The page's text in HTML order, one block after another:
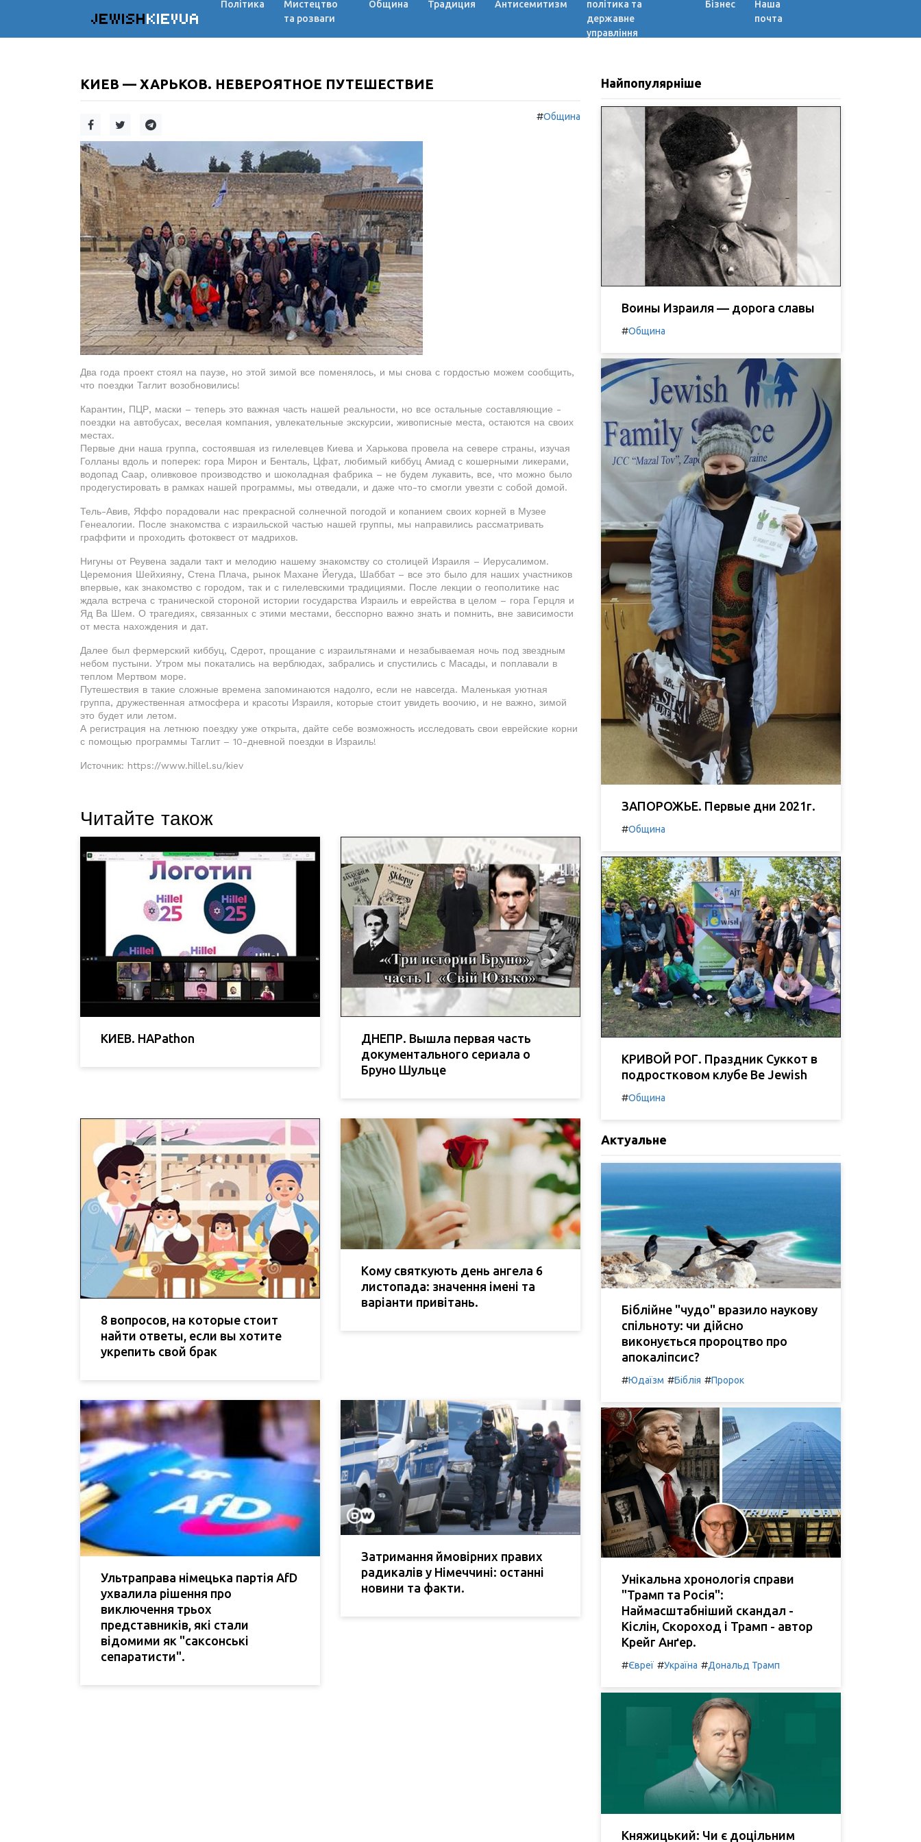
JEWISHKIEVUA
Політика
Мистецтво
та розваги
Община Традиция Антисемитизм
політика та
державне
управління
Бізнес
Наша
почта
КИЕВ — ХАРЬКОВ. НЕВЕРОЯТНОЕ ПУТЕШЕСТВИЕ
#Община
Два года проект стоял на паузе, но этой зимой все поменялось, и мы снова с гордостью можем сообщить,
что поездки Таглит возобновились!
Карантин, ПЦР, маски – теперь это важная часть нашей реальности, но все остальные составляющие -
поездки на автобусах, веселая компания, увлекательные экскурсии, живописные места, остаются на своих
местах.
Первые дни наша группа, состоявшая из гилелевцев Киева и Харькова провела на севере страны, изучая
Голланы вдоль и поперек: гора Мирон и Бенталь, Цфат, любимый киббуц Амиад с кошерными ликерами,
водопад Саар, оливковое производство и шоколадная фабрика – не будем лукавить, все, что можно было
продегустировать в рамках нашей программы, мы отведали, и даже что-то смогли увезти с собой домой.
Тель-Авив, Яффо порадовали нас прекрасной солнечной погодой и копанием своих корней в Музее
Генеалогии. После знакомства с израильской частью нашей группы, мы направились рассматривать
граффити и проходить фотоквест от мадрихов.
Нигуны от Реувена задали такт и мелодию нашему знакомству со столицей Израиля – Иерусалимом.
Церемония Шейхияну, Стена Плача, рынок Махане Йегуда, Шаббат – все это было для наших участников
впервые, как знакомство с городом, так и с гилелевскими традициями. После лекции о геополитике нас
ждала встреча с транической стороной истории государства Израиль и еврейства в целом – гора Герцля и
Яд Ва Шем. О трагедиях, связанных с этими местами, бесспорно важно знать и помнить, вне зависимости
от места нахождения и дат.
Далее был фермерский киббуц, Сдерот, прощание с израильтянами и незабываемая ночь под звездным
небом пустыни. Утром мы покатались на верблюдах, забрались и спустились с Масады, и поплавали в
теплом Мертвом море.
Путешествия в такие сложные времена запоминаются надолго, если не навсегда. Маленькая уютная
группа, дружественная атмосфера и красоты Израиля, которые стоит увидеть воочию, и не важно, зимой
это будет или летом.
А регистрация на летнюю поездку уже открыта, дайте себе возможность исследовать свои еврейские корни
с помощью программы Таглит – 10-дневной поездки в Израиль!
Источник: https://www.hillel.su/kiev
Читайте також
КИЕВ. HAPathon
ДНЕПР. Вышла первая часть
документального сериала о
Бруно Шульце
8 вопросов, на которые стоит
найти ответы, если вы хотите
укрепить свой брак
Кому святкують день ангела 6
листопада: значення імені та
варіанти привітань.
Ультраправа німецька партія AfD
ухвалила рішення про
виключення трьох
представників, які стали
відомими як "саксонські
сепаратисти".
Затримання ймовірних правих
радикалів у Німеччині: останні
новини та факти.
Найпопулярніше
Воины Израиля — дорога славы
#Община
ЗАПОРОЖЬЕ. Первые дни 2021г.
#Община
КРИВОЙ РОГ. Праздник Суккот в
подростковом клубе Be Jewish
#Община
Актуальне
Біблійне "чудо" вразило наукову
спільноту: чи дійсно
виконується пророцтво про
апокаліпсис?
#Юдаїзм #Біблія #Пророк
Унікальна хронологія справи
"Трамп та Росія":
Наймасштабніший скандал -
Кіслін, Скороход і Трамп - автор
Крейг Анґер.
#Євреї #Україна #Дональд Трамп
Княжицький: Чи є доцільним